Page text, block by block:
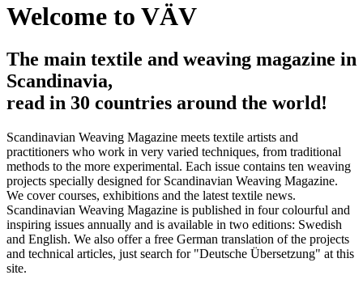
Welcome to VÄV
The main textile and weaving magazine in
Scandinavia,
read in 30 countries around the world!
Scandinavian Weaving Magazine meets textile artists and
practitioners who work in very varied techniques, from traditional
methods to the more experimental. Each issue contains ten weaving
projects specially designed for Scandinavian Weaving Magazine.
We cover courses, exhibitions and the latest textile news.
Scandinavian Weaving Magazine is published in four colourful and
inspiring issues annually and is available in two editions: Swedish
and English. We also offer a free German translation of the projects
and technical articles, just search for "Deutsche Übersetzung" at this
site.